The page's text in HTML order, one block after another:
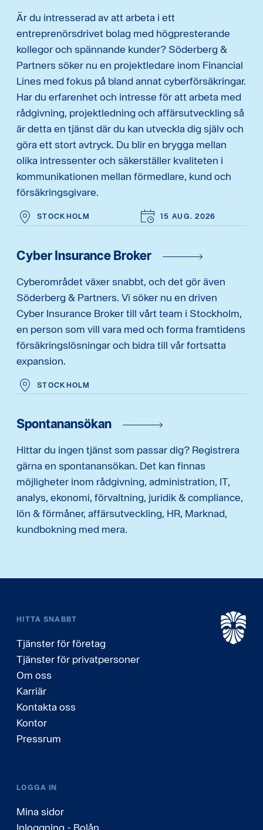
Är du intresserad av att arbeta i ett
entreprenörsdrivet bolag med högpresterande
kollegor och spännande kunder? Söderberg &
Partners söker nu en projektledare inom Financial
Lines med fokus på bland annat cyberförsäkringar.
Har du erfarenhet och intresse för att arbeta med
rådgivning, projektledning och affärsutveckling så
är detta en tjänst där du kan utveckla dig själv och
göra ett stort avtryck. Du blir en brygga mellan
olika intressenter och säkerställer kvaliteten i
kommunikationen mellan förmedlare, kund och
försäkringsgivare.
STOCKHOLM 15 AUG. 2026
Cyber Insurance Broker
Cyberområdet växer snabbt, och det gör även
Söderberg & Partners. Vi söker nu en driven
Cyber Insurance Broker till vårt team i Stockholm,
en person som vill vara med och forma framtidens
försäkringslösningar och bidra till vår fortsatta
expansion.
STOCKHOLM
Spontanansökan
Hittar du ingen tjänst som passar dig? Registrera
gärna en spontanansökan. Det kan finnas
möjligheter inom rådgivning, administration, IT,
analys, ekonomi, förvaltning, juridik & compliance,
lön & förmåner, affärsutveckling, HR, Marknad,
kundbokning med mera.
HITTA SNABBT
Tjänster för företag
Tjänster för privatpersoner
Om oss
Karriär
Kontakta oss
Kontor
Pressrum
LOGGA IN
Mina sidor
Inloggning - Bolån